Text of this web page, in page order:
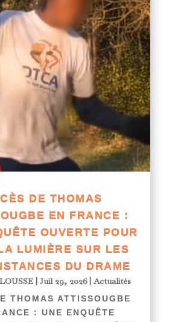
DE THOMAS
EN FRANCE :
OUVERTE POUR
LUMIÈRE SUR LES
DU DRAME
| Juil 29, 2026| Actualités
THOMAS ATTISSOUGBE
: UNE ENQUÊTE